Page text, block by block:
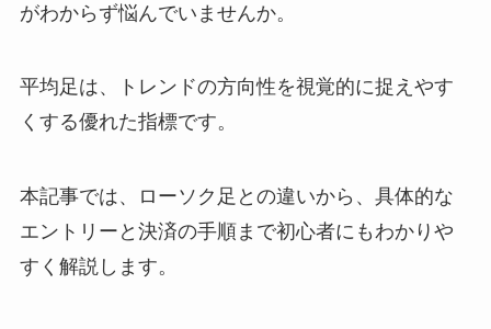
がわからず悩んでいませんか。
平均足は、トレンドの方向性を視覚的に捉えやす
くする優れた指標です。
本記事では、ローソク足との違いから、具体的な
エントリーと決済の手順まで初心者にもわかりや
すく解説します。